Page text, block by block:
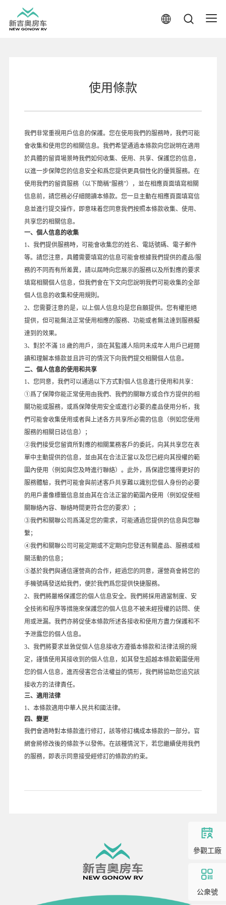
參觀工廠
公衆號
使用條款
我們非常重視用戶信息的保護。您在使用我們的服務時，我們可能
會收集和使用您的相關信息。我們希望通過本條款向您說明在適用
於具體的留資場景時我們如何收集、使用、共享、保護您的信息，
以進一步保障您的信息安全和爲您提供更具個性化的優質服務。在
使用我們的留資服務（以下簡稱“服務”），並在相應頁面填寫相關
信息前，請您務必仔細閱讀本條款。您一旦主動在相應頁面填寫信
息並進行提交操作，即意味着您同意我們按照本條款收集、使用、
共享您的相關信息。
一、個人信息的收集
1、我們提供服務時，可能會收集您的姓名、電話號碼、電子郵件
等。請您注意，具體需要填寫的信息可能會根據我們提供的產品/服
務的不同而有所差異，請以屆時向您展示的服務以及所對應的要求
填寫相關個人信息，但我們會在下文向您說明我們可能收集的全部
個人信息的收集和使用規則。
2、您需要注意的是，以上個人信息均是您自願提供。您有權拒絕
提供，但可能無法正常使用相應的服務、功能或者無法達到服務擬
達到的效果。
3、對於不滿 18 歲的用戶，須在其監護人陪同未成年人用戶已經閱
讀和理解本條款並且許可的情況下向我們提交相關個人信息。
二、個人信息的使用和共享
1、您同意，我們可以通過以下方式對個人信息進行使用和共享：
①爲了保障你能正常使用由我們、我們的關聯方或合作方提供的相
關功能或服務，或爲保障使用安全或進行必要的產品使用分析，我
們可能會收集使用或者與上述各方共享所必需的信息（例如您使用
服務的相關日誌信息）；
②我們接受您留資所對應的相關業務客戶的委託，向其共享您在表
單中主動提供的信息，並由其在合法正當以及您已經向其授權的範
圍內使用（例如與您及時進行聯絡）。此外，爲保證您獲得更好的
服務體驗，我們可能會與前述客戶共享難以識別您個人身份的必要
的用戶畫像標籤信息並由其在合法正當的範圍內使用（例如促使相
關聯絡內容、聯絡時間更符合您的要求）；
③我們和關聯公司爲滿足您的需求，可能通過您提供的信息與您聯
繫；
④我們和關聯公司可能定期或不定期向您發送有關產品、服務或相
關活動的信息；
⑤基於我們與通信運營商的合作，經過您的同意，運營商會將您的
手機號碼發送給我們，便於我們爲您提供快捷服務。
2、我們將嚴格保護您的個人信息安全。我們將採用適當制度、安
全技術和程序等措施來保護您的個人信息不被未經授權的訪問、使
用或泄漏。我們亦將促使本條款所述各接收和使用方盡力保護和不
予泄露您的個人信息。
3、我們將要求並敦促個人信息接收方遵循本條款和法律法規的規
定，謹慎使用其接收到的個人信息，如其發生超越本條款範圍使用
您的個人信息，進而侵害您合法權益的情形，我們將協助您追究該
接收方的法律責任。
三、適用法律
1、本條款適用中華人民共和國法律。
四、變更
我們會適時對本條款進行修訂，該等修訂構成本條款的一部分。官
網會將修改後的條款予以發佈。在該種情況下，若您繼續使用我們
的服務，即表示同意接受經修訂的條款的約束。